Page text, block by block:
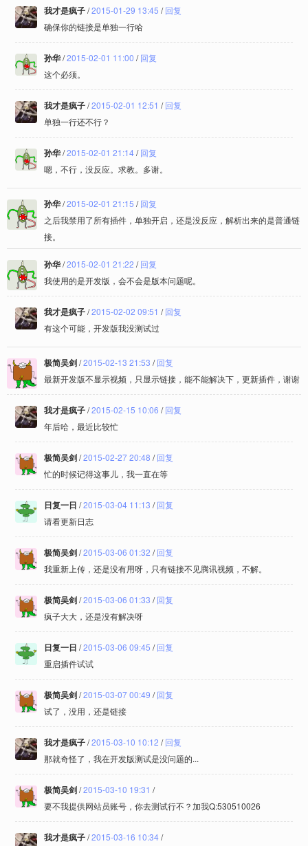
我才是疯子/2015-01-29 13:45 /回复
确保你的链接是单独一行哈
孙华/2015-02-01 11:00 /回复
这个必须。
我才是疯子/2015-02-01 12:51 /回复
单独一行还不行？
孙华/2015-02-01 21:14/回复
嗯，不行，没反应。求教。多谢。
孙华/2015-02-01 21:15 /回复
之后我禁用了所有插件，单独开启，还是没反应，解析出来的是普通链
接。
孙华/2015-02-01 21:22 /回复
我使用的是开发版，会不会是版本问题呢。
我才是疯子/2015-02-02 09:51 /回复
有这个可能，开发版我没测试过
极简吴剑/2015-02-13 21:53 /回复
最新开发版不显示视频，只显示链接，能不能解决下，更新插件，谢谢
我才是疯子/2015-02-15 10:06 /回复
年后哈，最近比较忙
极简吴剑/2015-02-27 20:48 /回复
忙的时候记得这事儿，我一直在等
日复一日 /2015-03-04 11:13 /回复
请看更新日志
极简吴剑/2015-03-06 01:32 /回复
我重新上传，还是没有用呀，只有链接不见腾讯视频，不解。
极简吴剑/2015-03-06 01:33 /回复
疯子大大，还是没有解决呀
日复一日 /2015-03-06 09:45 /回复
重启插件试试
极简吴剑/2015-03-07 00:49 /回复
试了，没用，还是链接
我才是疯子/2015-03-10 10:12 /回复
那就奇怪了，我在开发版测试是没问题的...
极简吴剑/2015-03-10 19:31 /
要不我提供网站员账号，你去测试行不？加我Q:530510026
我才是疯子/2015-03-16 10:34/